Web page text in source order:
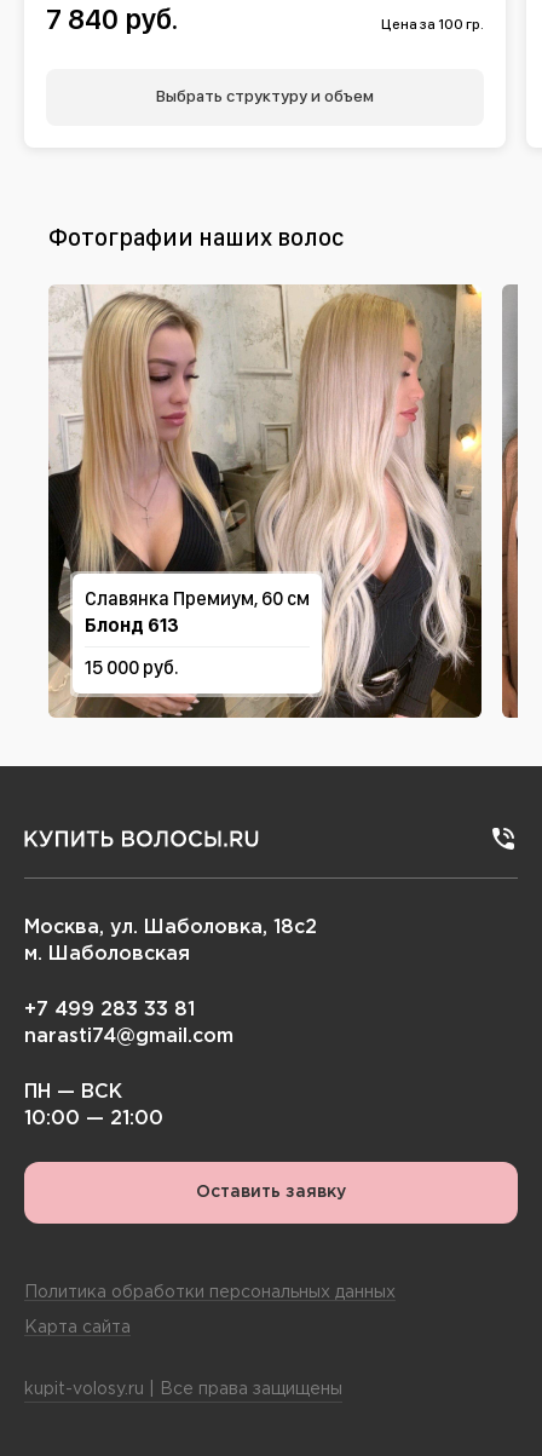
7 840 руб. Цена за 100 гр.
Выбрать структуру и объем
Фотографии наших волос
Славянка Премиум, 60 см
Блонд 613
15 000 руб.
Москва, ул. Шаболовка, 18с2
м. Шаболовская
+7 499 283 33 81
narasti74@gmail.com
ПН — ВСК
10:00 — 21:00
Оставить заявку
Политика обработки персональных данных
Карта сайта
kupit-volosy.ru | Все права защищены